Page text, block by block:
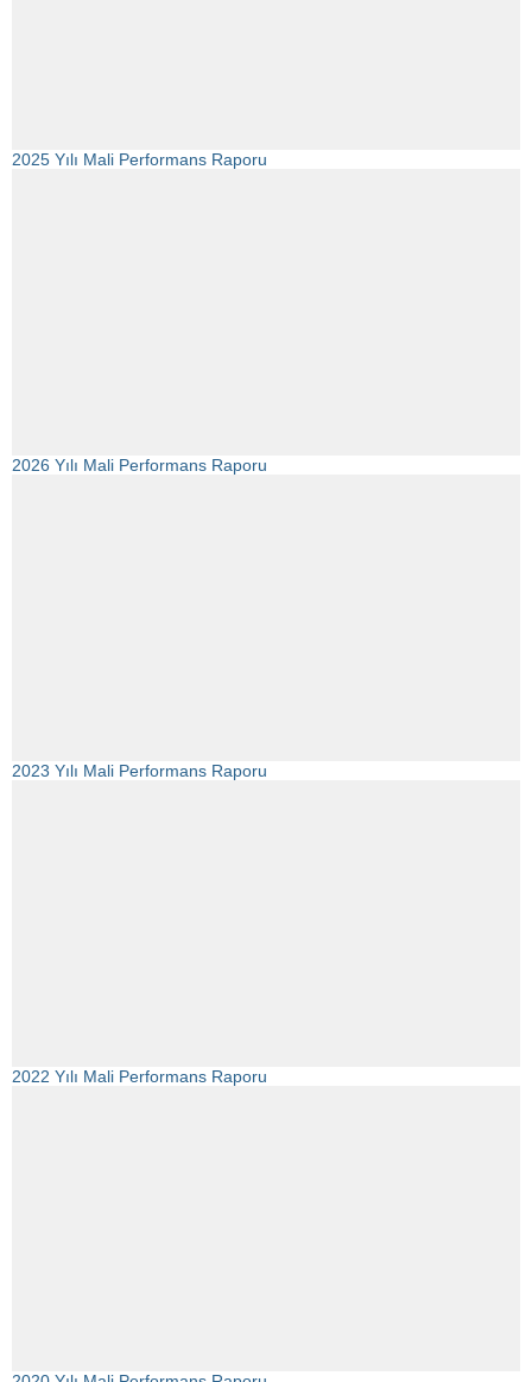
2025 Yılı Mali Performans Raporu
2026 Yılı Mali Performans Raporu
2023 Yılı Mali Performans Raporu
2022 Yılı Mali Performans Raporu